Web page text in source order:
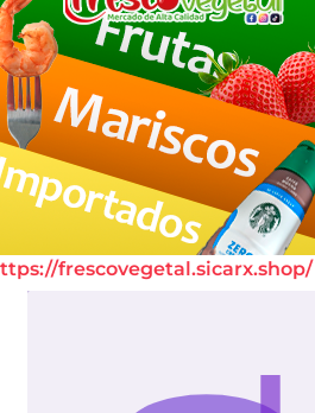
frescovegetal.sicarx.shop/